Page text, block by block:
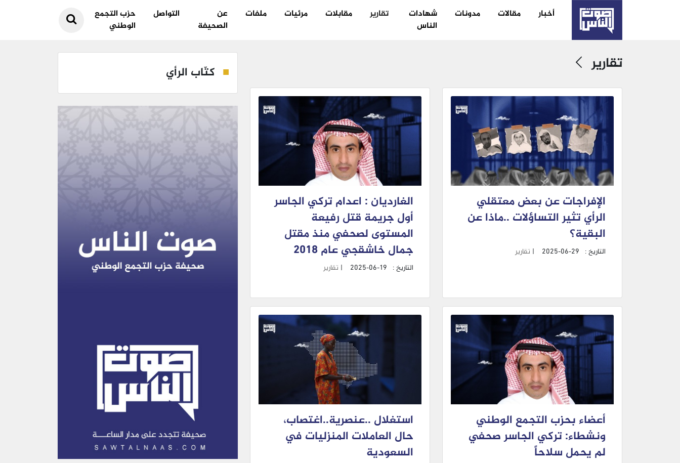
أخبار مقالات مدونات
شهادات
الناس
تقارير مقابلات مرئيات ملفات
عن
الصحيفة
التواصل
حزب التجمع
الوطني
تقارير
الإفراجات عن بعض معتقلي
الرأي تثير التساؤلات ..ماذا عن
البقية؟
التاريخ : 2025-06-29
| تقارير
الغارديان : اعدام تركي الجاسر
أول جريمة قتل رفيعة
المستوى لصحفي منذ مقتل
جمال خاشقجي عام 2018
التاريخ : 2025-06-19
| تقارير
أعضاء بحزب التجمع الوطني
ونشطاء: تركي الجاسر صحفي
لم يحمل سلاحاً
استغلال ..عنصرية..اغتصاب،
حال العاملات المنزليات في
السعودية
كتّاب الرأي